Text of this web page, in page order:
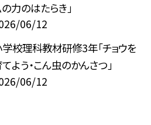
力のはたらき」
06/12
校理科教材研修3年「チョウを
よう・こん虫のかんさつ」
06/12